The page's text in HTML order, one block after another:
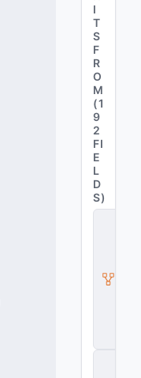
I
T
S
F
R
O
M
(1
9
2
FI
E
L
D
S)